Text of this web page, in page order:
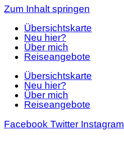
Zum Inhalt springen
Übersichtskarte
Neu hier?
Über mich
Reiseangebote
Übersichtskarte
Neu hier?
Über mich
Reiseangebote
Facebook Twitter Instagram